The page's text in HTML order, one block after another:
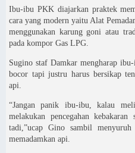
Ibu-ibu PKK diajarkan praktek
cara yang modern yaitu Alat
menggunakan karung goni atau
pada kompor Gas LPG.
Sugino staf Damkar mengharap
bocor tapi justru harus bersikap
api.
“Jangan panik ibu-ibu, kalau
melakukan pencegahan
tadi,”ucap Gino sambil
memadamkan api.